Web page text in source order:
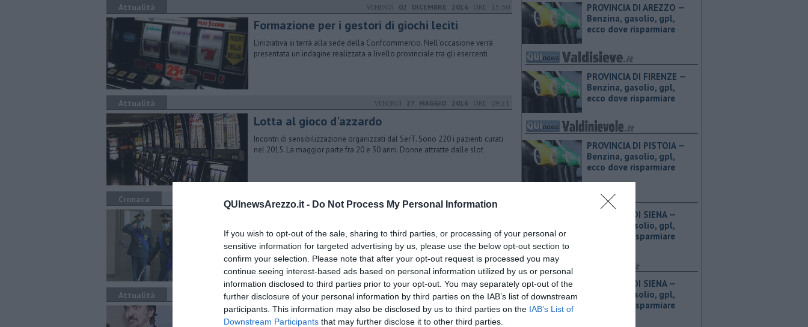
QUInewsArezzo.it - Do Not Process My Personal Information
If you wish to opt-out of the sale, sharing to third parties, or processing of your personal or
sensitive information for targeted advertising by us, please use the below opt-out section to
confirm your selection. Please note that after your opt-out request is processed you may
continue seeing interest-based ads based on personal information utilized by us or personal
information disclosed to third parties prior to your opt-out. You may separately opt-out of the
further disclosure of your personal information by third parties on the IAB’s list of downstream
participants. This information may also be disclosed by us to third parties on the IAB’s List of
Downstream Participants that may further disclose it to other third parties.
Attualità VENERDÌ 02 DICEMBRE 2016 ORE 15:30
Formazione per i gestori di giochi leciti
L'iniziativa si terrà alla sede della Confcommercio. Nell'occasione verrà
presentata un'indagine realizzata a livello provinciale tra gli esercenti
Attualità VENERDÌ 27 MAGGIO 2016 ORE 09:21
Lotta al gioco d'azzardo
Incontri di sensibilizzazione organizzati dal SerT. Sono 220 i pazienti curati
nel 2015. La maggior parte fra 20 e 30 anni. Donne attratte dalle slot
Cronaca MARTEDÌ23 GIUGNO 2020 ORE 13:03
In occasione del 246° anniversario della Guardia di Finanza, il Comando
provinciale traccia un bilancio degli ultimi mesi. Ecco tutti i numeri
Attualità LUNEDÌ 26 OTTOBRE 2020ORE 14:00
Il Terziario barcolla, turismo in apnea
PROVINCIA DI AREZZO — ​
Benzina, gasolio, gpl,
ecco dove risparmiare
PROVINCIA DI FIRENZE — ​
Benzina, gasolio, gpl,
ecco dove risparmiare
PROVINCIA DI PISTOIA — ​
Benzina, gasolio, gpl,
ecco dove risparmiare
PROVINCIA DI SIENA — ​
Benzina, gasolio, gpl,
ecco dove risparmiare
PROVINCIA DI SIENA — ​
Benzina, gasolio, gpl,
ecco dove risparmiare